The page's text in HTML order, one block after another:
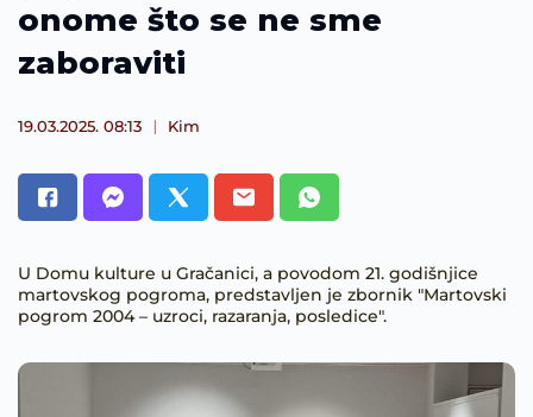
onome što se ne sme
zaboraviti
19.03.2025. 08:13 Kim
U Domu kulture u Gračanici, a povodom 21. godišnjice
martovskog pogroma, predstavljen je zbornik "Martovski
pogrom 2004 – uzroci, razaranja, posledice".